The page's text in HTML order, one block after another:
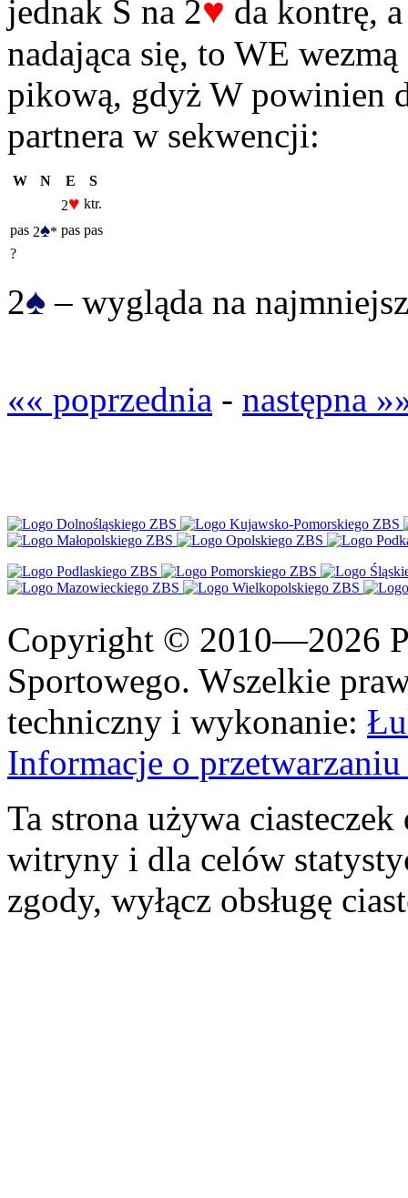
jednak S na 2♥ da kontrę,
nadająca się, to WE
pikową, gdyż W powinien
partnera w sekwencji:
W N E
S
2♥ ktr.
pas 2♠* pas pas
?
2♠ – wygląda na
«« poprzednia - następna
Copyright © 2010—2026
Sportowego. Wszelkie
techniczny i wykonanie:
Informacje o
Ta strona używa
witryny i dla celów
zgody, wyłącz obsługę